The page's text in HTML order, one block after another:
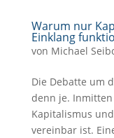
Warum nur
Einklang
von Michael
Die Debatte um
denn je.
Kapitalismus
vereinbar ist.